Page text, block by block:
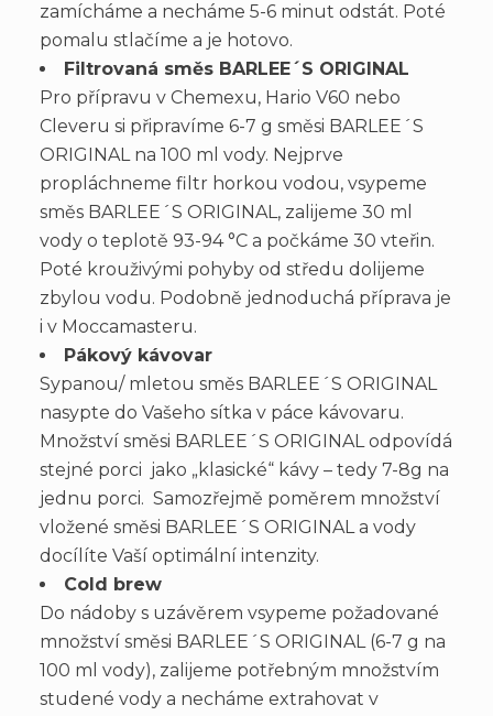
zamícháme a necháme 5-6 minut odstát. Poté
pomalu stlačíme a je hotovo.
Filtrovaná směs BARLEE´S ORIGINAL
Pro přípravu v Chemexu, Hario V60 nebo
Cleveru si připravíme 6-7 g směsi BARLEE´S
ORIGINAL na 100 ml vody. Nejprve
propláchneme filtr horkou vodou, vsypeme
směs BARLEE´S ORIGINAL, zalijeme 30 ml
vody o teplotě 93-94 °C a počkáme 30 vteřin.
Poté krouživými pohyby od středu dolijeme
zbylou vodu. Podobně jednoduchá příprava je
i v Moccamasteru.
Pákový kávovar
Sypanou/ mletou směs BARLEE´S ORIGINAL
nasypte do Vašeho sítka v páce kávovaru.
Množství směsi BARLEE´S ORIGINAL odpovídá
stejné porci jako „klasické“ kávy – tedy 7-8g na
jednu porci. Samozřejmě poměrem množství
vložené směsi BARLEE´S ORIGINAL a vody
docílíte Vaší optimální intenzity.
Cold brew
Do nádoby s uzávěrem vsypeme požadované
množství směsi BARLEE´S ORIGINAL (6-7 g na
100 ml vody), zalijeme potřebným množstvím
studené vody a necháme extrahovat v